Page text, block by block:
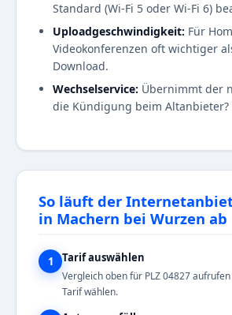
Standard (Wi-Fi 5 oder Wi-Fi 6)
Uploadgeschwindigkeit: Für
Videokonferenzen oft wichtiger
Download.
Wechselservice: Übernimmt der
die Kündigung beim Altanbieter?
So läuft der
in Machern bei Wurzen ab
1 Tarif auswählen
Vergleich oben für PLZ 04827
Tarif wählen.